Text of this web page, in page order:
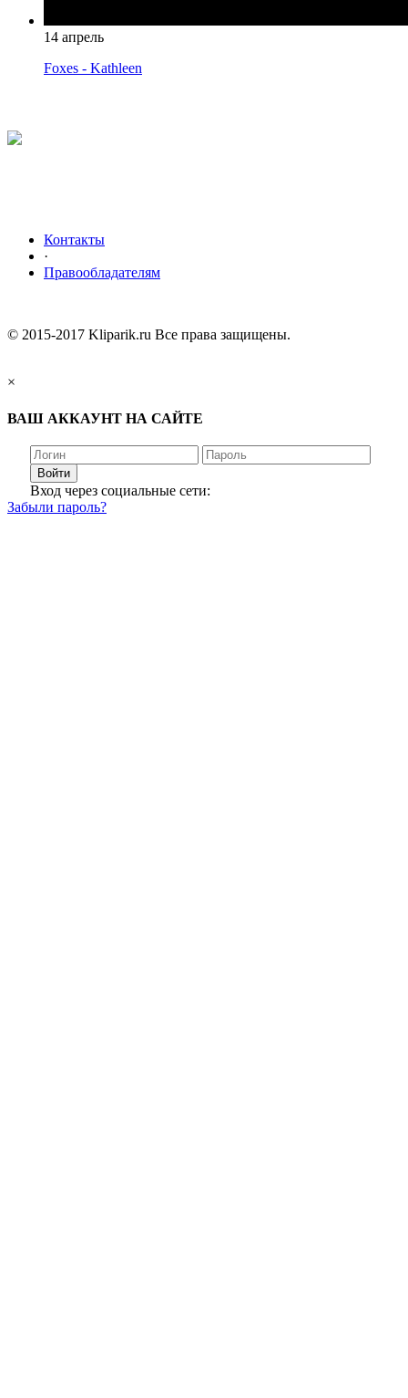
14 апрель
Foxes - Kathleen
Контакты
·
Правообладателям
© 2015-2017 Kliparik.ru Все права защищены.
×
ВАШ АККАУНТ НА САЙТЕ
Войти
Вход через социальные сети:
Забыли пароль?